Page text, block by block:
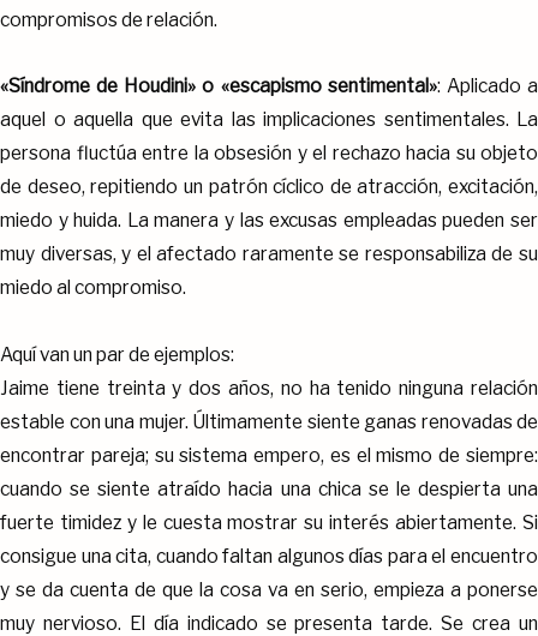
compromisos de relación.
«Síndrome de Houdini» o «escapismo sentimental»: Aplicado a
aquel o aquella que evita las implicaciones sentimentales. La
persona fluctúa entre la obsesión y el rechazo hacia su objeto
de deseo, repitiendo un patrón cíclico de atracción, excitación,
miedo y huida. La manera y las excusas empleadas pueden ser
muy diversas, y el afectado raramente se responsabiliza de su
miedo al compromiso.
Aquí van un par de ejemplos:
Jaime tiene treinta y dos años, no ha tenido ninguna relación
estable con una mujer. Últimamente siente ganas renovadas de
encontrar pareja; su sistema empero, es el mismo de siempre:
cuando se siente atraído hacia una chica se le despierta una
fuerte timidez y le cuesta mostrar su interés abiertamente. Si
consigue una cita, cuando faltan algunos días para el encuentro
y se da cuenta de que la cosa va en serio, empieza a ponerse
muy nervioso. El día indicado se presenta tarde. Se crea un